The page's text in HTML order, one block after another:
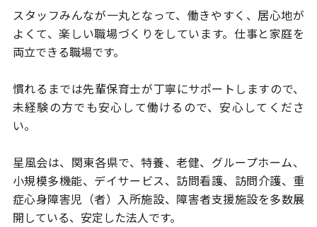
スタッフみんなが一丸となって、働きやすく、居心地が
よくて、楽しい職場づくりをしています。仕事と家庭を
両立できる職場です。
慣れるまでは先輩保育士が丁寧にサポートしますので、
未経験の方でも安心して働けるので、安心してくださ
い。
星風会は、関東各県で、特養、老健、グループホーム、
小規模多機能、 デイサービス、訪問看護、訪問介護、重
症心身障害児（者）入所施設、 障害者支援施設を多数展
開している、安定した法人です。